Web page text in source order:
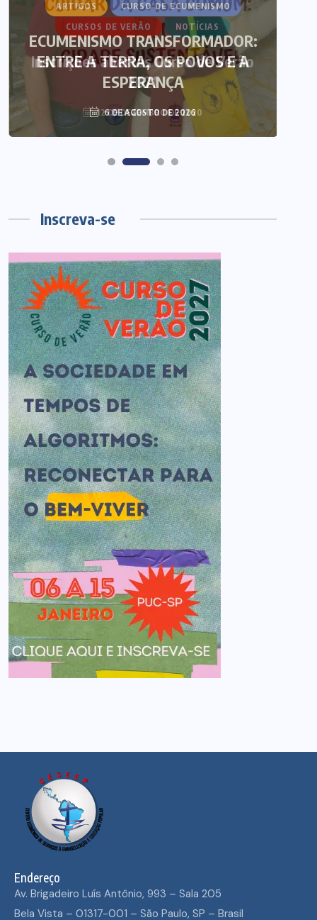
CURSOS DE VERÃO NOTÍCIAS
Inscrições abertas Curso de Verão
2021
12 DE DEZEMBRO DE 2020
ARTIGOS CURSO DE ECUMENISMO
ECUMENISMO TRANSFORMADOR:
ENTRE A TERRA, OS POVOS E A
ESPERANÇA
6 DE AGOSTO DE 2026
Inscreva-se
Endereço
Av. Brigadeiro Luís Antônio, 993 – Sala 205
Bela Vista – 01317-001 – São Paulo, SP – Brasil